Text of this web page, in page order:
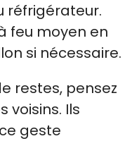
réfrigérateur.
feu moyen en
si nécessaire.
restes, pensez
voisins. Ils
geste